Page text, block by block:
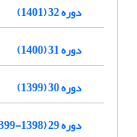
دوره 32 (1401)
دوره 31 (1400)
دوره 30 (1399)
دوره 29 (1398-1399)